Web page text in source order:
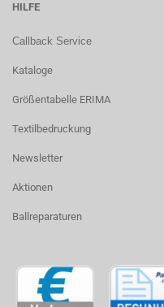
HILFE
Callback Service
Kataloge
Größentabelle ERIMA
Textilbedruckung
Newsletter
Aktionen
Ballreparaturen